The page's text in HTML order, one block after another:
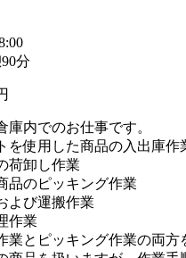
分
庫内でのお仕事です。
を使用した商品の入出庫作
荷卸し作業
品のピッキング作業
よび運搬作業
作業
業とピッキング作業の両方